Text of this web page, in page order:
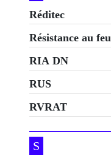
Réditec
Résistance au feu
RIA DN
RUS
RVRAT
S